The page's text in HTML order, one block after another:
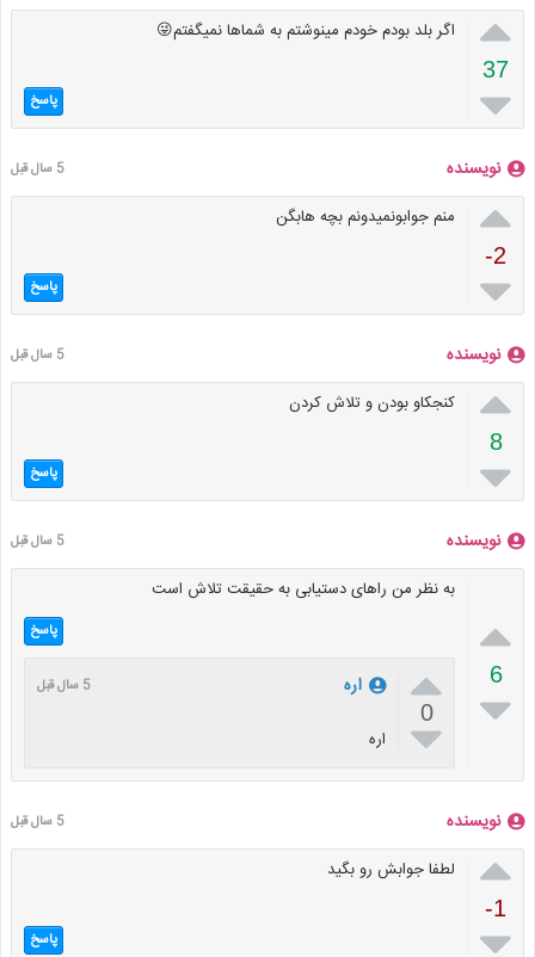

37

اگر بلد بودم خودم مینوشتم به شماها نمیگفتم😜
پاسخ
نویسنده 5 سال قبل

-2

منم جوابونمیدونم بچه هابگن
پاسخ
نویسنده 5 سال قبل

8

کنجکاو بودن و تلاش کردن
پاسخ
نویسنده 5 سال قبل

6

به نظر من راهای دستیابی به حقیقت تلاش است
پاسخ

0

اره 5 سال قبل
اره
نویسنده 5 سال قبل

-1

لطفا جوابش رو بگید
پاسخ